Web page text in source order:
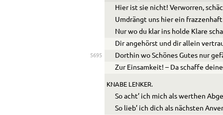
Hier ist sie nicht! Verworren,
Umdrängt uns hier ein
Nur wo du klar ins holde Klare
Dir angehörst und dir allein
5695
Dorthin wo Schönes Gutes nur
Zur Einsamkeit! – Da schaffe
KNABE LENKER.
So acht’ ich mich als werthen
So lieb’ ich dich als nächsten